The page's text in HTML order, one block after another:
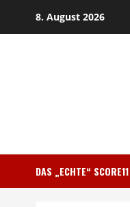
8. August 2026
DAS „ECHTE“ SCORE11